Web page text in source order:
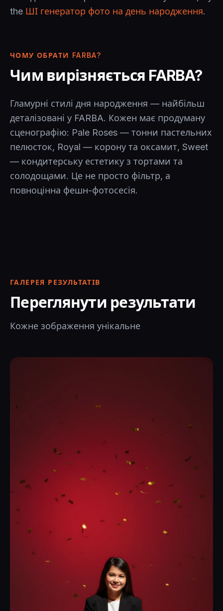
the ШІ генератор фото на день народження.
ЧОМУ ОБРАТИ FARBA?
Чим вирізняється FARBA?
Гламурні стилі дня народження — найбільш
деталізовані у FARBA. Кожен має продуману
сценографію: Pale Roses — тонни пастельних
пелюсток, Royal — корону та оксамит, Sweet
— кондитерську естетику з тортами та
солодощами. Це не просто фільтр, а
повноцінна фешн-фотосесія.
ГАЛЕРЕЯ РЕЗУЛЬТАТІВ
Переглянути результати
Кожне зображення унікальне